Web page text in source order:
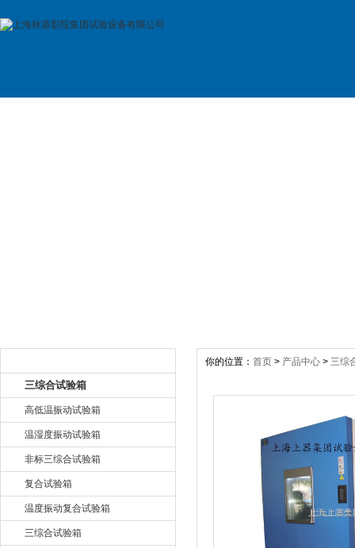
三综合试验箱
高低温振动试验箱
温湿度振动试验箱
非标三综合试验箱
复合试验箱
温度振动复合试验箱
三综合试验箱
你的位置： 首页 > 产品中心 > 三综